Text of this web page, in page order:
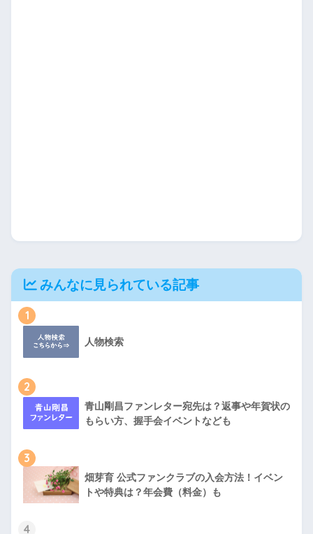
みんなに見られている記事
1
人物検索
2
青山剛昌ファンレター宛先は？返事や年賀状の
もらい方、握手会イベントなども
3
畑芽育 公式ファンクラブの入会方法！イベン
トや特典は？年会費（料金）も
4